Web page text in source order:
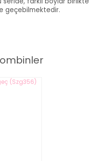
geçebilmektedir.